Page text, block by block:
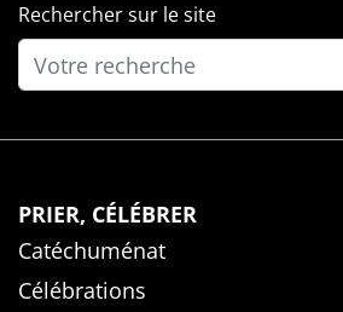
Rechercher sur le site
PRIER, CÉLÉBRER
Catéchuménat
Célébrations